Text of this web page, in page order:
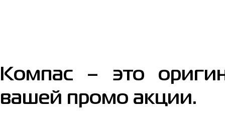
Компас – это
вашей промо акции.